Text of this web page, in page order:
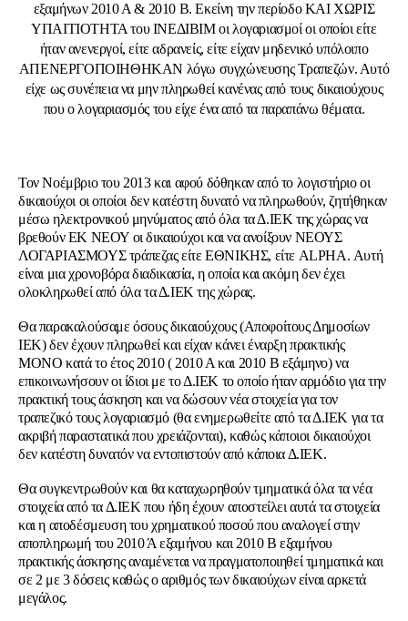
εξαμήνων 2010 Α & 2010 Β. Εκείνη την περίοδο ΚΑΙ ΧΩΡΙΣ
ΥΠΑΙΤΙΟΤΗΤΑ του ΙΝΕΔΙΒΙΜ οι λογαριασμοί οι οποίοι είτε
ήταν ανενεργοί, είτε αδρανείς, είτε είχαν μηδενικό υπόλοιπο
ΑΠΕΝΕΡΓΟΠΟΙΗΘΗΚΑΝ λόγω συγχώνευσης Τραπεζών. Αυτό
είχε ως συνέπεια να μην πληρωθεί κανένας από τους δικαιούχους
που ο λογαριασμός του είχε ένα από τα παραπάνω θέματα.
Τον Νοέμβριο του 2013 και αφού δόθηκαν από το λογιστήριο οι
δικαιούχοι οι οποίοι δεν κατέστη δυνατό να πληρωθούν, ζητήθηκαν
μέσω ηλεκτρονικού μηνύματος από όλα τα Δ.ΙΕΚ της χώρας να
βρεθούν ΕΚ ΝΕΟΥ οι δικαιούχοι και να ανοίξουν ΝΕΟΥΣ
ΛΟΓΑΡΙΑΣΜΟΥΣ τράπεζας είτε ΕΘΝΙΚΗΣ, είτε ALPHA. Αυτή
είναι μια χρονοβόρα διαδικασία, η οποία και ακόμη δεν έχει
ολοκληρωθεί από όλα τα Δ.ΙΕΚ της χώρας.
Θα παρακαλούσαμε όσους δικαιούχους (Αποφοίτους Δημοσίων
ΙΕΚ) δεν έχουν πληρωθεί και είχαν κάνει έναρξη πρακτικής
ΜΟΝΟ κατά το έτος 2010 ( 2010 Α και 2010 Β εξάμηνο) να
επικοινωνήσουν οι ίδιοι με το Δ.ΙΕΚ το οποίο ήταν αρμόδιο για την
πρακτική τους άσκηση και να δώσουν νέα στοιχεία για τον
τραπεζικό τους λογαριασμό (θα ενημερωθείτε από τα Δ.ΙΕΚ για τα
ακριβή παραστατικά που χρειάζονται), καθώς κάποιοι δικαιούχοι
δεν κατέστη δυνατόν να εντοπιστούν από κάποια Δ.ΙΕΚ.
Θα συγκεντρωθούν και θα καταχωρηθούν τμηματικά όλα τα νέα
στοιχεία από τα Δ.ΙΕΚ που ήδη έχουν αποστείλει αυτά τα στοιχεία
και η αποδέσμευση του χρηματικού ποσού που αναλογεί στην
αποπληρωμή του 2010 Ά εξαμήνου και 2010 Β εξαμήνου
πρακτικής άσκησης αναμένεται να πραγματοποιηθεί τμηματικά και
σε 2 με 3 δόσεις καθώς ο αριθμός των δικαιούχων είναι αρκετά
μεγάλος.